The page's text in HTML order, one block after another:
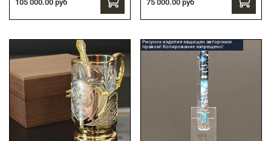
105 000.00 руб 75 000.00 руб
Рисунок изделия защищен авторским
правом! Копирование запрещено!